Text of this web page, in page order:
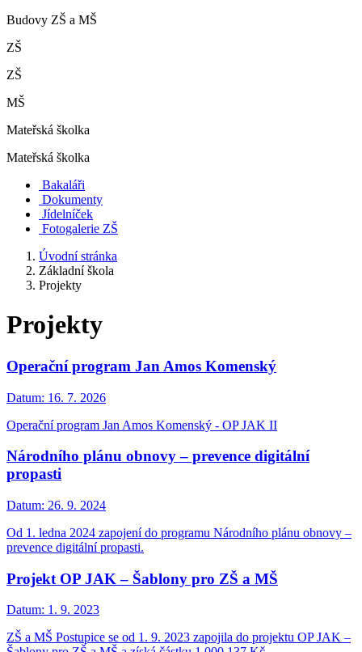
Budovy ZŠ a MŠ
ZŠ
ZŠ
MŠ
Mateřská školka
Mateřská školka
Bakaláři
Dokumenty
Jídelníček
Fotogalerie ZŠ
Úvodní stránka
Základní škola
Projekty
Projekty
Operační program Jan Amos Komenský
Datum: 16. 7. 2026
Operační program Jan Amos Komenský - OP JAK II
Národního plánu obnovy – prevence digitální
propasti
Datum: 26. 9. 2024
Od 1. ledna 2024 zapojení do programu Národního plánu obnovy –
prevence digitální propasti.
Projekt OP JAK – Šablony pro ZŠ a MŠ
Datum: 1. 9. 2023
ZŠ a MŠ Postupice se od 1. 9. 2023 zapojila do projektu OP JAK –